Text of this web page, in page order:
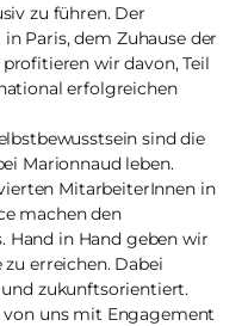
zu führen. Der
Paris, dem Zuhause der
wir davon, Teil
erfolgreichen
sind die
Marionnaud leben.
MitarbeiterInnen in
machen den
Hand in Hand geben wir
zu erreichen. Dabei
zukunftsorientiert.
von uns mit Engagement